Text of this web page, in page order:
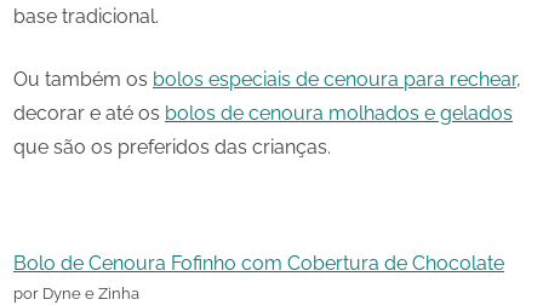
base tradicional.
Ou também os bolos especiais de cenoura para rechear,
decorar e até os bolos de cenoura molhados e gelados
que são os preferidos das crianças.
Bolo de Cenoura Fofinho com Cobertura de Chocolate
por Dyne e Zinha